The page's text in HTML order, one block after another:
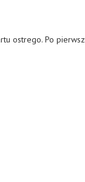
ostrego. Po